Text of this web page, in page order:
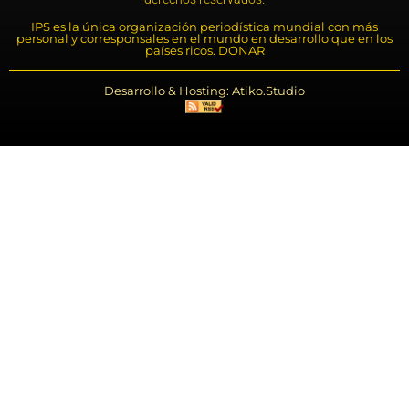
IPS es la única organización periodística mundial con más
personal y corresponsales en el mundo en desarrollo que en los
países ricos. DONAR
Desarrollo & Hosting: Atiko.Studio